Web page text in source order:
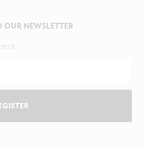
OUR NEWSLETTER